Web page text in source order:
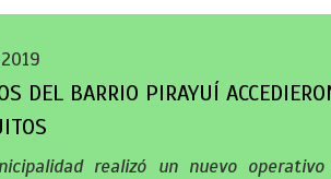
DEL BARRIO PIRAYUÍ
realizó un nuevo